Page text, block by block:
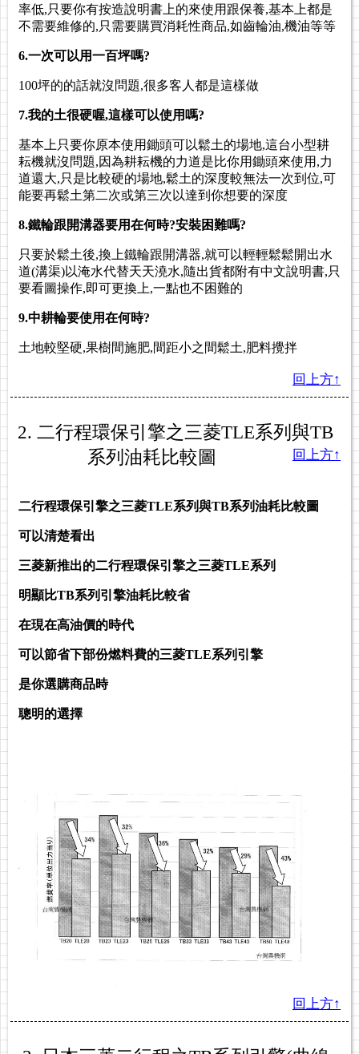
率低,只要你有按造說明書上的來使用跟保養,基本上都是
不需要維修的,只需要購買消耗性商品,如齒輪油,機油等等
6.一次可以用一百坪嗎?
100坪的的話就沒問題,很多客人都是這樣做
7.我的土很硬喔,這樣可以使用嗎?
基本上只要你原本使用鋤頭可以鬆土的場地,這台小型耕
耘機就沒問題,因為耕耘機的力道是比你用鋤頭來使用,力
道還大,只是比較硬的場地,鬆土的深度較無法一次到位,可
能要再鬆土第二次或第三次以達到你想要的深度
8.鐵輪跟開溝器要用在何時?安裝困難嗎?
只要於鬆土後,換上鐵輪跟開溝器,就可以輕輕鬆鬆開出水
道(溝渠)以淹水代替天天澆水,隨出貨都附有中文說明書,只
要看圖操作,即可更換上,一點也不困難的
9.中耕輪要使用在何時?
土地較堅硬,果樹間施肥,間距小之間鬆土,肥料攪拌
回上方↑
2. 二行程環保引擎之三菱TLE系列與TB
系列油耗比較圖
回上方↑
二行程環保引擎之三菱TLE系列與TB系列油耗比較圖
可以清楚看出
三菱新推出的二行程環保引擎之三菱TLE系列
明顯比TB系列引擎油耗比較省
在現在高油價的時代
可以節省下部份燃料費的三菱TLE系列引擎
是你選購商品時
聰明的選擇
回上方↑